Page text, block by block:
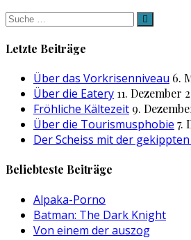
Suche
nach:
Letzte Beiträge
Über das Vorkrisenniveau 6.
Über die Eatery 11. Dezember
Fröhliche Kältezeit 9.
Über die Tourismusphobie 7.
Der Scheiss mit der gekippten
Beliebteste Beiträge
Alpaka-Porno
Batman: The Dark Knight
Von einem der auszog